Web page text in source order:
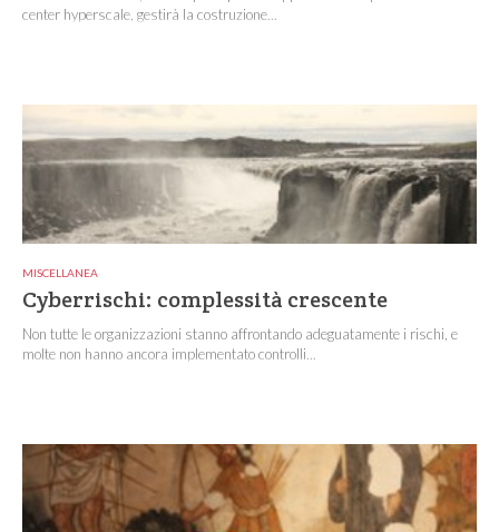
center hyperscale, gestirà la costruzione...
MISCELLANEA
Cyberrischi: complessità crescente
Non tutte le organizzazioni stanno affrontando adeguatamente i rischi, e
molte non hanno ancora implementato controlli...